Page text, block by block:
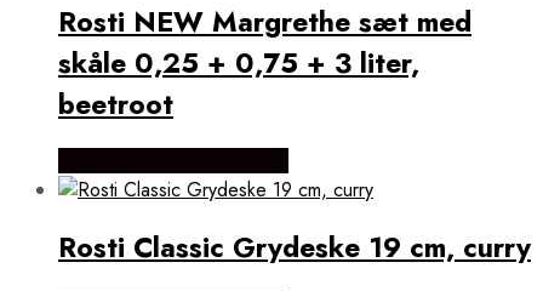
Rosti NEW Margrethe sæt med
skåle 0,25 + 0,75 + 3 liter,
beetroot
Rosti Classic Grydeske 19 cm, curry